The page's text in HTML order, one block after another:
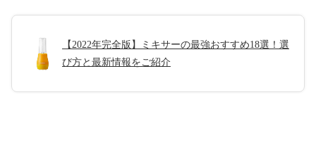
【2022年完全版】ミキサーの最強おすすめ18選！選
び方と最新情報をご紹介